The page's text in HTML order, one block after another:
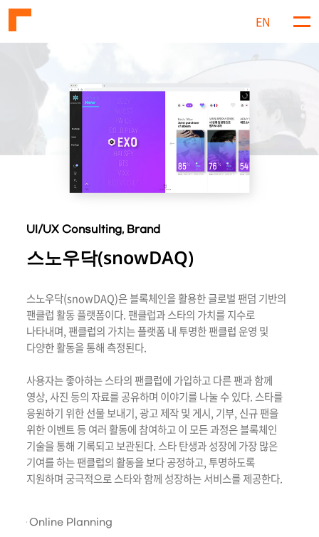
EN
메
UI/UX Consulting, Brand
스노우닥(snowDAQ)
스노우닥(snowDAQ)은 블록체인을 활용한 글로벌 팬덤 기반의
팬클럽 활동 플랫폼이다. 팬클럽과 스타의 가치를 지수로
나타내며, 팬클럽의 가치는 플랫폼 내 투명한 팬클럽 운영 및
다양한 활동을 통해 측정된다.
사용자는 좋아하는 스타의 팬클럽에 가입하고 다른 팬과 함께
영상, 사진 등의 자료를 공유하며 이야기를 나눌 수 있다. 스타를
응원하기 위한 선물 보내기, 광고 제작 및 게시, 기부, 신규 팬을
위한 이벤트 등 여러 활동에 참여하고 이 모든 과정은 블록체인
기술을 통해 기록되고 보관된다. 스타 탄생과 성장에 가장 많은
기여를 하는 팬클럽의 활동을 보다 공정하고, 투명하도록
지원하며 궁극적으로 스타와 함께 성장하는 서비스를 제공한다.
Online Planning